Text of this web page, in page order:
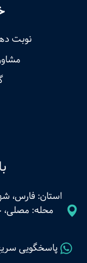
نوبت‌
استان: فارس،
پاسخگویی